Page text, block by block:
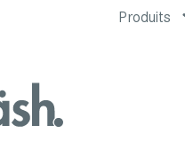
Produits